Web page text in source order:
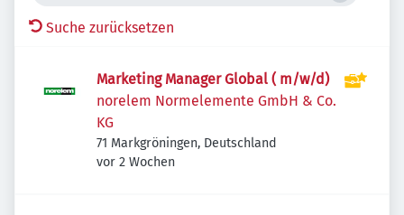
Suche zurücksetzen
Marketing Manager Global ( m/w/d)
norelem Normelemente GmbH & Co.
KG
71 Markgröningen, Deutschland
Veröffentlicht
vor 2 Wochen